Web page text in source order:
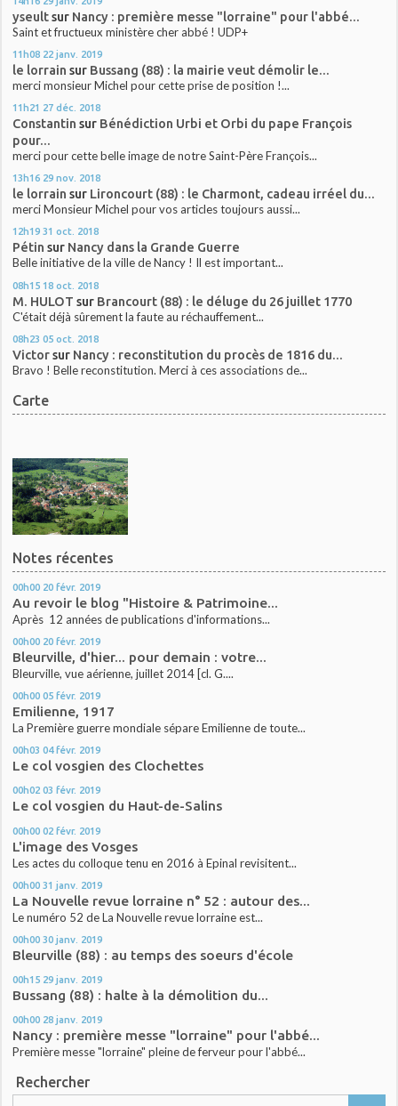
yseultsur Nancy : première messe "lorraine" pour l'abbé...
Saint et fructueux ministère cher abbé ! UDP+
11h08 22 janv. 2019
le lorrain sur Bussang (88) : la mairie veut démolir le...
merci monsieur Michel pour cette prise de position !...
11h21 27 déc. 2018
Constantin sur Bénédiction Urbi et Orbi du pape François
pour...
merci pour cette belle image de notre Saint-Père François...
13h16 29 nov. 2018
le lorrain sur Lironcourt (88) : le Charmont, cadeau irréel du...
merci Monsieur Michel pour vos articles toujours aussi...
12h19 31 oct. 2018
Pétin sur Nancy dans la Grande Guerre
Belle initiative de la ville de Nancy ! Il est important...
08h15 18 oct. 2018
M. HULOT sur Brancourt (88) : le déluge du 26 juillet 1770
C'était déjà sûrement la faute au réchauffement...
08h23 05 oct. 2018
Victorsur Nancy : reconstitution du procès de 1816 du...
Bravo ! Belle reconstitution. Merci à ces associations de...
Carte
Notes récentes
00h00 20 févr. 2019
Au revoir le blog "Histoire & Patrimoine...
Après 12 années de publications d'informations...
00h00 20 févr. 2019
Bleurville, d'hier... pour demain : votre...
Bleurville, vue aérienne, juillet 2014 [cl. G....
00h00 05 févr. 2019
Emilienne, 1917
La Première guerre mondiale sépare Emilienne de toute...
00h03 04 févr. 2019
Le col vosgien des Clochettes
00h02 03 févr. 2019
Le col vosgien du Haut-de-Salins
00h00 02 févr. 2019
L'image des Vosges
Les actes du colloque tenu en 2016 à Epinal revisitent...
00h00 31 janv. 2019
La Nouvelle revue lorraine n° 52 : autour des...
Le numéro 52 de La Nouvelle revue lorraine est...
00h00 30 janv. 2019
Bleurville (88) : au temps des soeurs d'école
00h15 29 janv. 2019
Bussang (88) : halte à la démolition du...
00h00 28 janv. 2019
Nancy : première messe "lorraine" pour l'abbé...
Première messe "lorraine" pleine de ferveur pour l'abbé...
Rechercher